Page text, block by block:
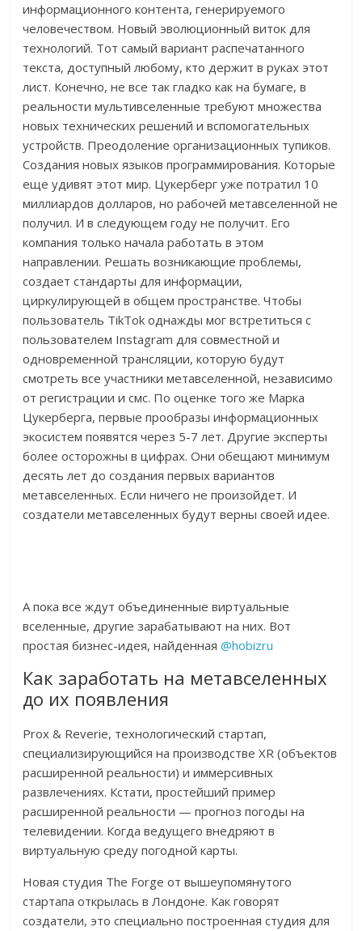
информационного контента, генерируемого
человечеством. Новый эволюционный виток для
технологий. Тот самый вариант распечатанного
текста, доступный любому, кто держит в руках этот
лист. Конечно, не все так гладко как на бумаге, в
реальности мультивселенные требуют множества
новых технических решений и вспомогательных
устройств. Преодоление организационных тупиков.
Создания новых языков программирования. Которые
еще удивят этот мир. Цукерберг уже потратил 10
миллиардов долларов, но рабочей метавселенной не
получил. И в следующем году не получит. Его
компания только начала работать в этом
направлении. Решать возникающие проблемы,
создает стандарты для информации,
циркулирующей в общем пространстве. Чтобы
пользователь TikTok однажды мог встретиться с
пользователем Instagram для совместной и
одновременной трансляции, которую будут
смотреть все участники метавселенной, независимо
от регистрации и смс. По оценке того же Марка
Цукерберга, первые прообразы информационных
экосистем появятся через 5-7 лет. Другие эксперты
более осторожны в цифрах. Они обещают минимум
десять лет до создания первых вариантов
метавселенных. Если ничего не произойдет. И
создатели метавселенных будут верны своей идее.
А пока все ждут объединенные виртуальные
вселенные, другие зарабатывают на них. Вот
простая бизнес-идея, найденная@hobizru
Как заработать на метавселенных
до их появления
Prox & Reverie, технологический стартап,
специализирующийся на производстве XR (объектов
расширенной реальности) и иммерсивных
развлечениях. Кстати, простейший пример
расширенной реальности — прогноз погоды на
телевидении. Когда ведущего внедряют в
виртуальную среду погодной карты.
Новая студия The Forge от вышеупомянутого
стартапа открылась в Лондоне. Как говорят
создатели, это специально построенная студия для